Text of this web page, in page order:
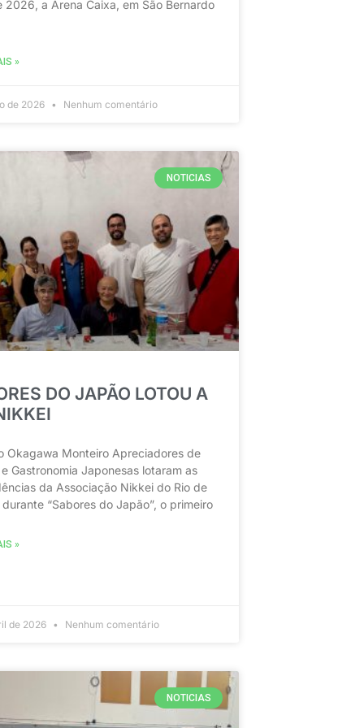
2026, a Arena Caixa, em São Bernardo
»
de 2026 Nenhum comentário
NOTICIAS
DO JAPÃO LOTOU A
Okagawa Monteiro Apreciadores de
Gastronomia Japonesas lotaram as
da Associação Nikkei do Rio de
“Sabores do Japão”, o primeiro
»
de 2026 Nenhum comentário
NOTICIAS